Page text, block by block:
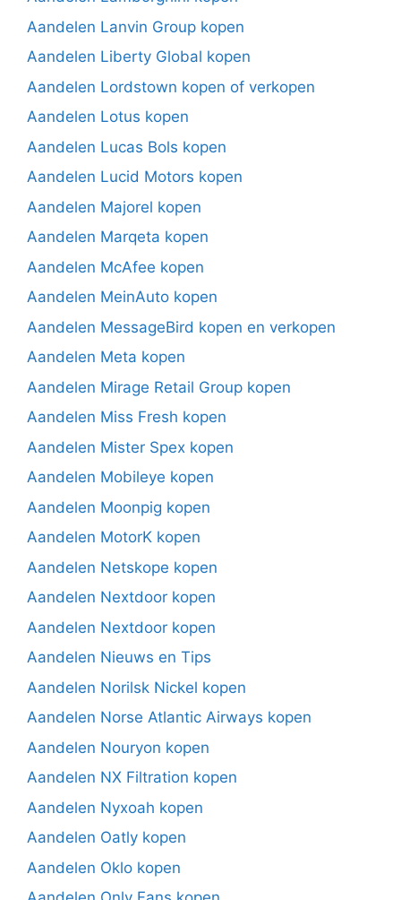
Aandelen Lanvin Group kopen
Aandelen Liberty Global kopen
Aandelen Lordstown kopen of verkopen
Aandelen Lotus kopen
Aandelen Lucas Bols kopen
Aandelen Lucid Motors kopen
Aandelen Majorel kopen
Aandelen Marqeta kopen
Aandelen McAfee kopen
Aandelen MeinAuto kopen
Aandelen MessageBird kopen en verkopen
Aandelen Meta kopen
Aandelen Mirage Retail Group kopen
Aandelen Miss Fresh kopen
Aandelen Mister Spex kopen
Aandelen Mobileye kopen
Aandelen Moonpig kopen
Aandelen MotorK kopen
Aandelen Netskope kopen
Aandelen Nextdoor kopen
Aandelen Nextdoor kopen
Aandelen Nieuws en Tips
Aandelen Norilsk Nickel kopen
Aandelen Norse Atlantic Airways kopen
Aandelen Nouryon kopen
Aandelen NX Filtration kopen
Aandelen Nyxoah kopen
Aandelen Oatly kopen
Aandelen Oklo kopen